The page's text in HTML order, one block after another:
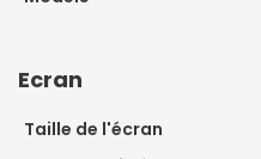
Ecran
Taille de l'écran